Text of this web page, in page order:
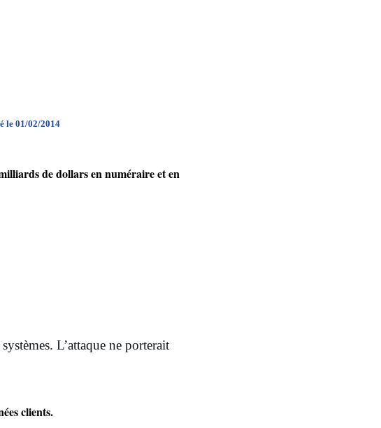
le 01/02/2014
de dollars en numéraire et en
L’attaque ne porterait
clients.